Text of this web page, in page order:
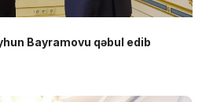
Bayramovu qəbul edib